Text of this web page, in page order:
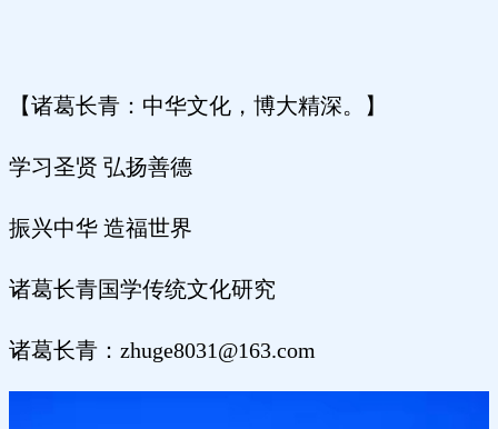
【诸葛长青：中华文化，博大精深。】
学习圣贤 弘扬善德
振兴中华 造福世界
诸葛长青国学传统文化研究
诸葛长青：zhuge8031@163.com